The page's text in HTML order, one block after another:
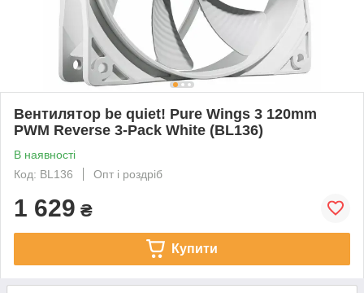
Вентилятор be quiet! Pure Wings 3 120mm
PWM Reverse 3-Pack White (BL136)
В наявності
Код: BL136
Опт і роздріб
1 629 ₴
Купити